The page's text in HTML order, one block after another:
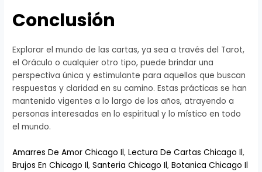
Conclusión
Explorar el mundo de las cartas, ya sea a través del Tarot,
el Oráculo o cualquier otro tipo, puede brindar una
perspectiva única y estimulante para aquellos que buscan
respuestas y claridad en su camino. Estas prácticas se han
mantenido vigentes a lo largo de los años, atrayendo a
personas interesadas en lo espiritual y lo místico en todo
el mundo.
Amarres De Amor Chicago Il,Lectura De Cartas Chicago Il,
Brujos En Chicago Il,Santeria Chicago Il,Botanica Chicago Il